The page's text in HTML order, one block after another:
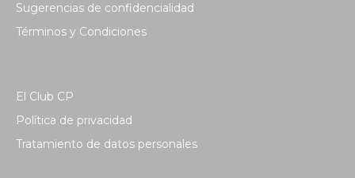
Sugerencias de confidencialidad
Términos y Condiciones
El Club CP
Política de privacidad
Tratamiento de datos personales